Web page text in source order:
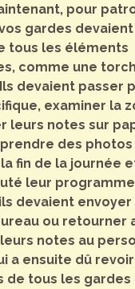
pour
gardes
tous les éléments
comme une
devaient passer
examiner la
leurs notes sur
des photos
fin de la journée
leur
devaient envoyer
ou retourner
notes au
a ensuite dû
de tous les gardes